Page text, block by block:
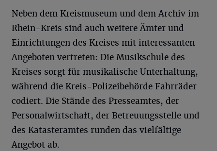
Neben dem Kreismuseum und dem Archiv im
Rhein-Kreis sind auch weitere Ämter und
Einrichtungen des Kreises mit interessanten
Angeboten vertreten: Die Musikschule des
Kreises sorgt für musikalische Unterhaltung,
während die Kreis-Polizeibehörde Fahrräder
codiert. Die Stände des Presseamtes, der
Personalwirtschaft, der Betreuungsstelle und
des Katasteramtes runden das vielfältige
Angebot ab.